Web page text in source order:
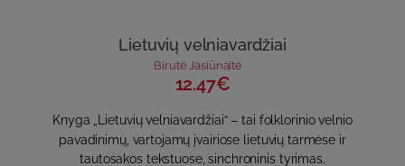
Lietuvių velniavardžiai
Birutė Jasiūnaitė
12.47€
Knyga „Lietuvių velniavardžiai“ – tai folklorinio velnio
pavadinimų, vartojamų įvairiose lietuvių tarmėse ir
tautosakos tekstuose, sinchroninis tyrimas.